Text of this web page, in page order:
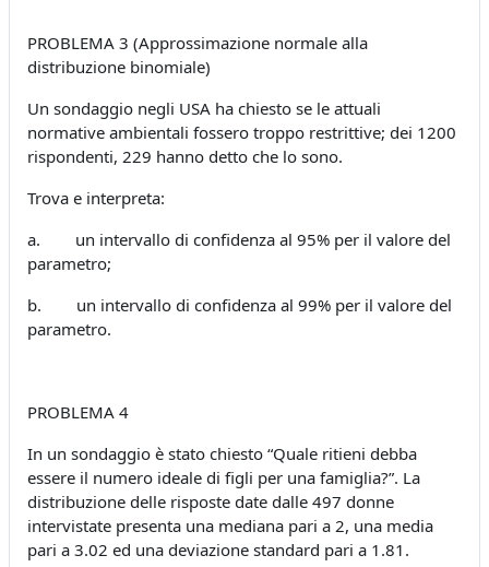
PROBLEMA 3 (Approssimazione normale alla
distribuzione binomiale)
Un sondaggio negli USA ha chiesto se le attuali
normative ambientali fossero troppo restrittive; dei 1200
rispondenti, 229 hanno detto che lo sono.
Trova e interpreta:
a. un intervallo di confidenza al 95% per il valore del
parametro;
b. un intervallo di confidenza al 99% per il valore del
parametro.
PROBLEMA 4
In un sondaggio è stato chiesto “Quale ritieni debba
essere il numero ideale di figli per una famiglia?”. La
distribuzione delle risposte date dalle 497 donne
intervistate presenta una mediana pari a 2, una media
pari a 3.02 ed una deviazione standard pari a 1.81.